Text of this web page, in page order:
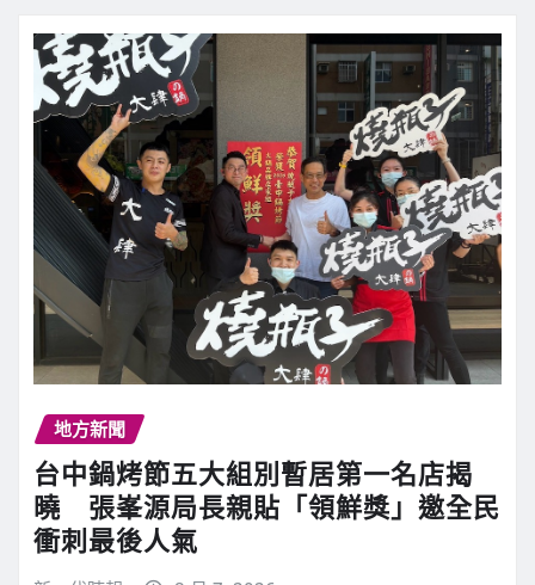
地方新聞
台中鍋烤節五大組別暫居第一名店揭
曉 張峯源局長親貼「領鮮獎」邀全民
衝刺最後人氣